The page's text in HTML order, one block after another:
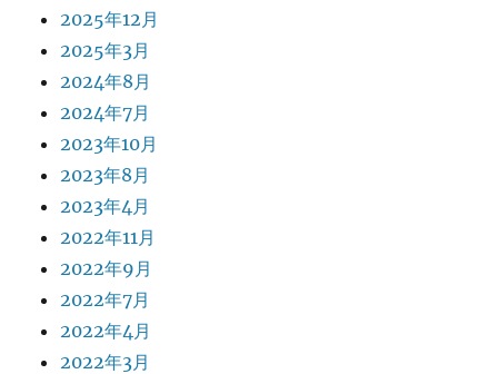
2025年12月
2025年3月
2024年8月
2024年7月
2023年10月
2023年8月
2023年4月
2022年11月
2022年9月
2022年7月
2022年4月
2022年3月